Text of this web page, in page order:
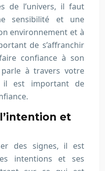
de l’univers, il faut
sensibilité et une
environnement et à
de s’affranchir
confiance à son
parle à travers votre
il est important de
et
des signes, il est
intentions et ses